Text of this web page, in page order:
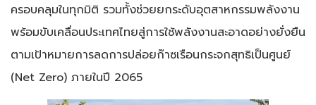
ครอบคลุมในทุกมิติ รวมทั้งช่วยยกระดับอุตสาหกรรมพลังงาน
พร้อมขับเคลื่อนประเทศไทยสู่การใช้พลังงานสะอาดอย่างยั่งยืน
ตามเป้าหมายการลดการปล่อยก๊าซเรือนกระจกสุทธิเป็นศูนย์
(Net Zero) ภายในปี 2065